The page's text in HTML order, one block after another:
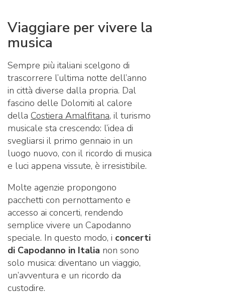
Viaggiare per vivere la
musica
Sempre più italiani scelgono di
trascorrere l’ultima notte dell’anno
in città diverse dalla propria. Dal
fascino delle Dolomiti al calore
della Costiera Amalfitana, il turismo
musicale sta crescendo: l’idea di
svegliarsi il primo gennaio in un
luogo nuovo, con il ricordo di musica
e luci appena vissute, è irresistibile.
Molte agenzie propongono
pacchetti con pernottamento e
accesso ai concerti, rendendo
semplice vivere un Capodanno
speciale. In questo modo, i concerti
di Capodanno in Italia non sono
solo musica: diventano un viaggio,
un’avventura e un ricordo da
custodire.